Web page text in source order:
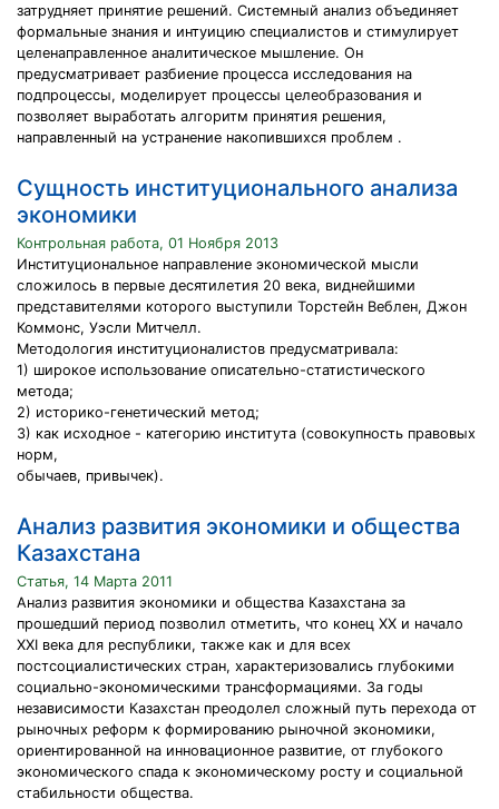
затрудняет принятие решений. Системный анализ объединяет
формальные знания и интуицию специалистов и стимулирует
целенаправленное аналитическое мышление. Он
предусматривает разбиение процесса исследования на
подпроцессы, моделирует процессы целеобразования и
позволяет выработать алгоритм принятия решения,
направленный на устранение накопившихся проблем .
Сущность институционального анализа
экономики
Контрольная работа, 01 Ноября 2013
Институциональное направление экономической мысли
сложилось в первые десятилетия 20 века, виднейшими
представителями которого выступили Торстейн Веблен, Джон
Коммонс, Уэсли Митчелл.
Методология институционалистов предусматривала:
1) широкое использование описательно-статистического
метода;
2) историко-генетический метод;
3) как исходное - категорию института (совокупность правовых
норм,
обычаев, привычек).
Анализ развития экономики и общества
Казахстана
Статья, 14 Марта 2011
Анализ развития экономики и общества Казахстана за
прошедший период позволил отметить, что конец XX и начало
ХХI века для республики, также как и для всех
постсоциалистических стран, характеризовались глубокими
социально-экономическими трансформациями. За годы
независимости Казахстан преодолел сложный путь перехода от
рыночных реформ к формированию рыночной экономики,
ориентированной на инновационное развитие, от глубокого
экономического спада к экономическому росту и социальной
стабильности общества.